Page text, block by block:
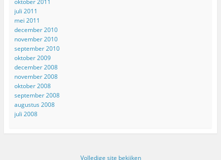
juli 2011
mei 2011
december 2010
november 2010
september 2010
oktober 2009
december 2008
november 2008
oktober 2008
september 2008
augustus 2008
juli 2008
Volledige site bekijken